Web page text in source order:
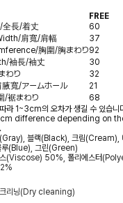
FREE
長/着丈
60
肩寬/肩幅
37
胸圍/胸まわり92
袖長/袖丈
30
わり
32
寬/アームホール
21
/裾まわり
68
라 1~3cm의 오차가 생길 수 있습니
difference depending on
블랙(Black), 크림(Cream),
루(Blue), 그린(Green)
스(Viscose) 50%, 폴리에스터
크리닝(Dry cleaning)